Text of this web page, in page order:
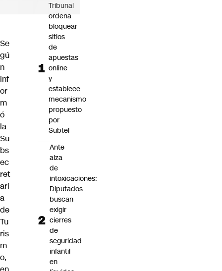
Se
gú
n
inf
or
m
ó
la
Su
bs
ec
ret
arí
a
de
Tu
ris
m
o,
Tribunal
ordena
bloquear
sitios
de
apuestas
online
y
establece
mecanismo
propuesto
por
Subtel
Ante
alza
de
intoxicaciones:
Diputados
buscan
exigir
cierres
de
seguridad
infantil
en